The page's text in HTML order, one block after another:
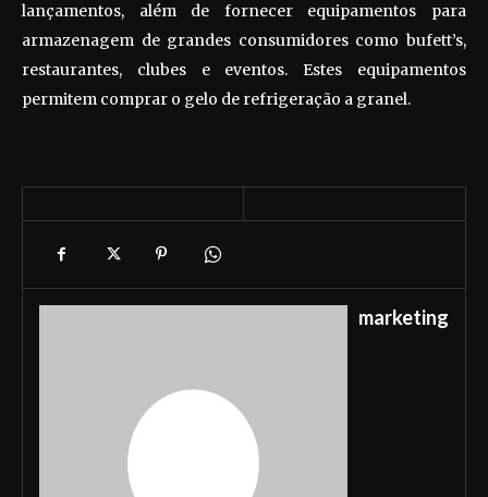
lançamentos, além de fornecer equipamentos para
armazenagem de grandes consumidores como bufett’s,
restaurantes, clubes e eventos. Estes equipamentos
permitem comprar o gelo de refrigeração a granel.
marketing